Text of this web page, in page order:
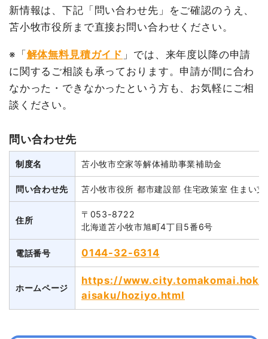
新情報は、下記「問い合わせ先」をご確認のうえ、
苫小牧市役所まで直接お問い合わせください。
※「解体無料見積ガイド 」では、来年度以降の申請
に関するご相談も承っております。申請が間に合わ
なかった・できなかったという方も、お気軽にご相
談ください。
問い合わせ先
制度名 苫小牧市空家等解体補助事業補助金
問い合わせ先 苫小牧市役所 都市建設部 住宅政策室 住まい支
住所
〒053-8722
北海道苫小牧市旭町4丁目5番6号
電話番号 0144-32-6314
ホームページ
https://
aisaku/hoziyo.html